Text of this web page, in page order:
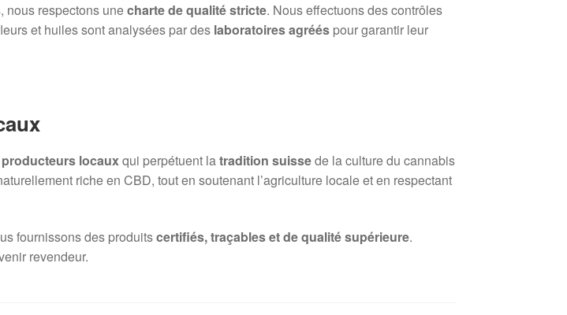
nous respectons unecharte de qualité stricte. Nous effectuons des contrôles
et huiles sont analysées par des laboratoires agréés pour garantir leur
producteurs locauxqui perpétuent latradition suissede la culture du cannabis
riche en CBD, tout en soutenant l’agriculture locale et en respectant
fournissons des produitscertifiés, traçables et de qualité supérieure.
revendeur.